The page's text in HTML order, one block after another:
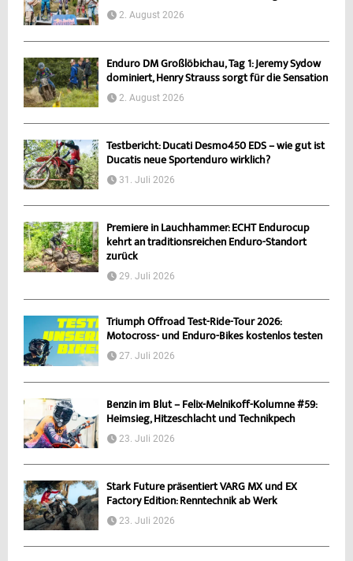
2. August 2026
Enduro DM Großlöbichau, Tag 1: Jeremy Sydow
dominiert, Henry Strauss sorgt für die Sensation
2. August 2026
Testbericht: Ducati Desmo450 EDS – wie gut ist
Ducatis neue Sportenduro wirklich?
31. Juli 2026
Premiere in Lauchhammer: ECHT Endurocup
kehrt an traditionsreichen Enduro-Standort
zurück
29. Juli 2026
Triumph Offroad Test-Ride-Tour 2026:
Motocross- und Enduro-Bikes kostenlos testen
27. Juli 2026
Benzin im Blut – Felix-Melnikoff-Kolumne #59:
Heimsieg, Hitzeschlacht und Technikpech
23. Juli 2026
Stark Future präsentiert VARG MX und EX
Factory Edition: Renntechnik ab Werk
23. Juli 2026